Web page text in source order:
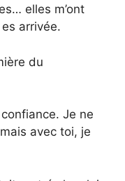
elles m’ont
arrivée.
du
Je ne
avec toi, je